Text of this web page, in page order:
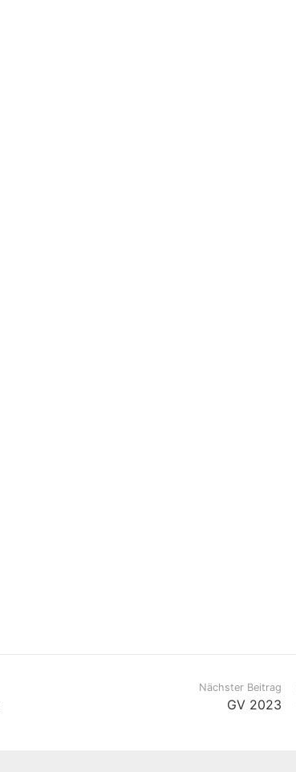
Nächster Beitrag
GV 2023